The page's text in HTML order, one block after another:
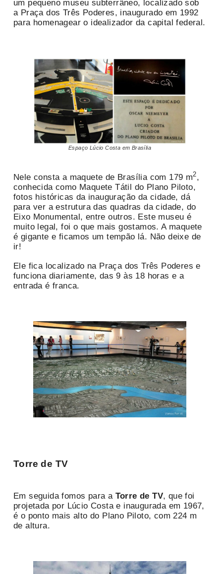
um pequeno museu subterrâneo, localizado sob
a Praça dos Três Poderes, inaugurado em 1992
para homenagear o idealizador da capital federal.
Espaço Lúcio Costa em Brasília
Nele consta a maquete de Brasília com 179 m2,
conhecida como Maquete Tátil do Plano Piloto,
fotos históricas da inauguração da cidade, dá
para ver a estrutura das quadras da cidade, do
Eixo Monumental, entre outros. Este museu é
muito legal, foi o que mais gostamos. A maquete
é gigante e ficamos um tempão lá. Não deixe de
ir!
Ele fica localizado na Praça dos Três Poderes e
funciona diariamente, das 9 às 18 horas e a
entrada é franca.
Torre de TV
Em seguida fomos para a Torre de TV, que foi
projetada por Lúcio Costa e inaugurada em 1967,
é o ponto mais alto do Plano Piloto, com 224 m
de altura.